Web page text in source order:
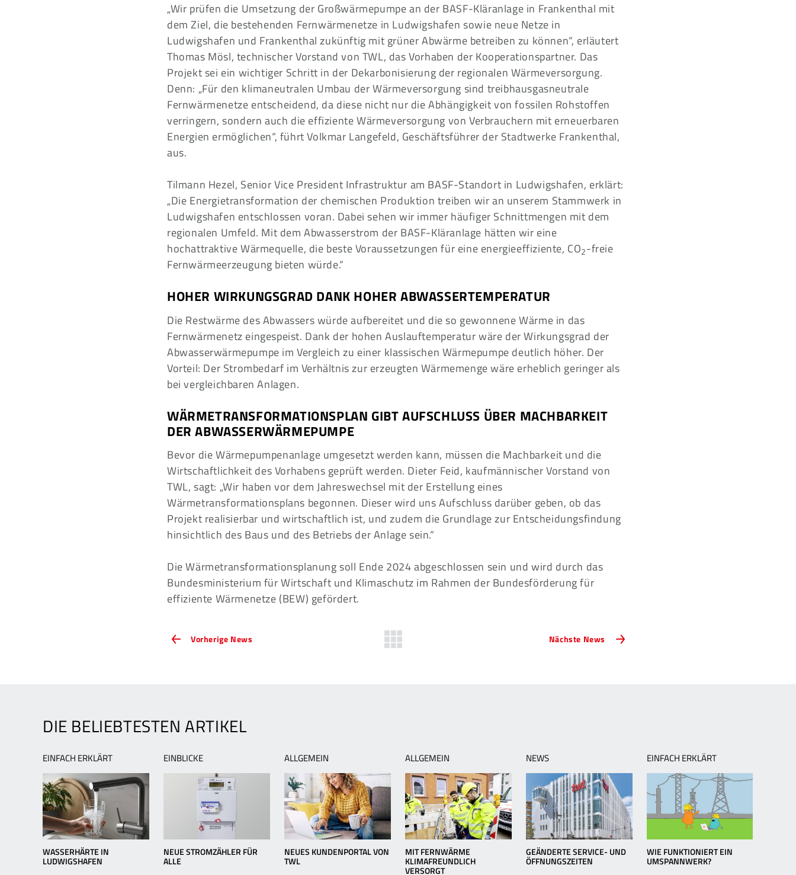
„Wir prüfen die Umsetzung der Großwärmepumpe an der BASF-Kläranlage in Frankenthal mit
dem Ziel, die bestehenden Fernwärmenetze in Ludwigshafen sowie neue Netze in
Ludwigshafen und Frankenthal zukünftig mit grüner Abwärme betreiben zu können“, erläutert
Thomas Mösl, technischer Vorstand von TWL, das Vorhaben der Kooperationspartner. Das
Projekt sei ein wichtiger Schritt in der Dekarbonisierung der regionalen Wärmeversorgung.
Denn: „Für den klimaneutralen Umbau der Wärmeversorgung sind treibhausgasneutrale
Fernwärmenetze entscheidend, da diese nicht nur die Abhängigkeit von fossilen Rohstoffen
verringern, sondern auch die effiziente Wärmeversorgung von Verbrauchern mit erneuerbaren
Energien ermöglichen“, führt Volkmar Langefeld, Geschäftsführer der Stadtwerke Frankenthal,
aus.
Tilmann Hezel, Senior Vice President Infrastruktur am BASF-Standort in Ludwigshafen, erklärt:
„Die Energietransformation der chemischen Produktion treiben wir an unserem Stammwerk in
Ludwigshafen entschlossen voran. Dabei sehen wir immer häufiger Schnittmengen mit dem
regionalen Umfeld. Mit dem Abwasserstrom der BASF-Kläranlage hätten wir eine
hochattraktive Wärmequelle, die beste Voraussetzungen für eine energieeffiziente, CO2-freie
Fernwärmeerzeugung bieten würde.“
HOHER WIRKUNGSGRAD DANK HOHER ABWASSERTEMPERATUR
Die Restwärme des Abwassers würde aufbereitet und die so gewonnene Wärme in das
Fernwärmenetz eingespeist. Dank der hohen Auslauftemperatur wäre der Wirkungsgrad der
Abwasserwärmepumpe im Vergleich zu einer klassischen Wärmepumpe deutlich höher. Der
Vorteil: Der Strombedarf im Verhältnis zur erzeugten Wärmemenge wäre erheblich geringer als
bei vergleichbaren Anlagen.
WÄRMETRANSFORMATIONSPLAN GIBT AUFSCHLUSS ÜBER MACHBARKEIT
DER ABWASSERWÄRMEPUMPE
Bevor die Wärmepumpenanlage umgesetzt werden kann, müssen die Machbarkeit und die
Wirtschaftlichkeit des Vorhabens geprüft werden. Dieter Feid, kaufmännischer Vorstand von
TWL, sagt: „Wir haben vor dem Jahreswechsel mit der Erstellung eines
Wärmetransformationsplans begonnen. Dieser wird uns Aufschluss darüber geben, ob das
Projekt realisierbar und wirtschaftlich ist, und zudem die Grundlage zur Entscheidungsfindung
hinsichtlich des Baus und des Betriebs der Anlage sein.“
Die Wärmetransformationsplanung soll Ende 2024 abgeschlossen sein und wird durch das
Bundesministerium für Wirtschaft und Klimaschutz im Rahmen der Bundesförderung für
effiziente Wärmenetze (BEW) gefördert.
ARTIKEL-
Vorherige News
Zurück
Nächste News
DIE BELIEBTESTEN ARTIKEL
EINFACH ERKLÄRT
WASSERHÄRTE IN
LUDWIGSHAFEN
EINBLICKE
NEUE STROMZÄHLER FÜR
ALLE
ALLGEMEIN
NEUES KUNDENPORTAL VON
TWL
ALLGEMEIN
MIT FERNWÄRME
KLIMAFREUNDLICH
VERSORGT
NEWS
GEÄNDERTE SERVICE- UND
ÖFFNUNGSZEITEN
EINFACH ERKLÄRT
WIE FUNKTIONIERT EIN
UMSPANNWERK?